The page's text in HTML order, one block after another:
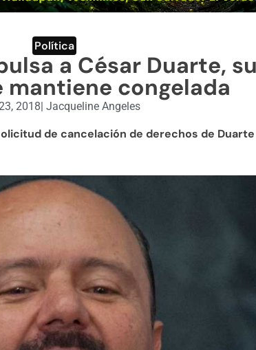
Política
a César Duarte, su
congelada
2018 Jacqueline Angeles
de cancelación de derechos de